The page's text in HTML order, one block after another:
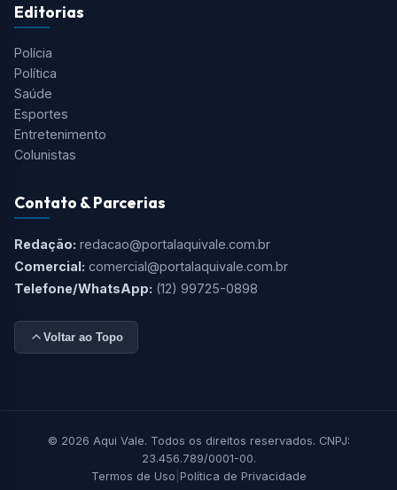
Editorias
Polícia
Política
Saúde
Esportes
Entretenimento
Colunistas
Contato & Parcerias
Redação: redacao@portalaquivale.com.br
Comercial: comercial@portalaquivale.com.br
Telefone/WhatsApp: (12) 99725-0898
Voltar ao Topo
© 2026 Aqui Vale. Todos os direitos reservados. CNPJ:
23.456.789/0001-00.
Termos de Uso Política de Privacidade